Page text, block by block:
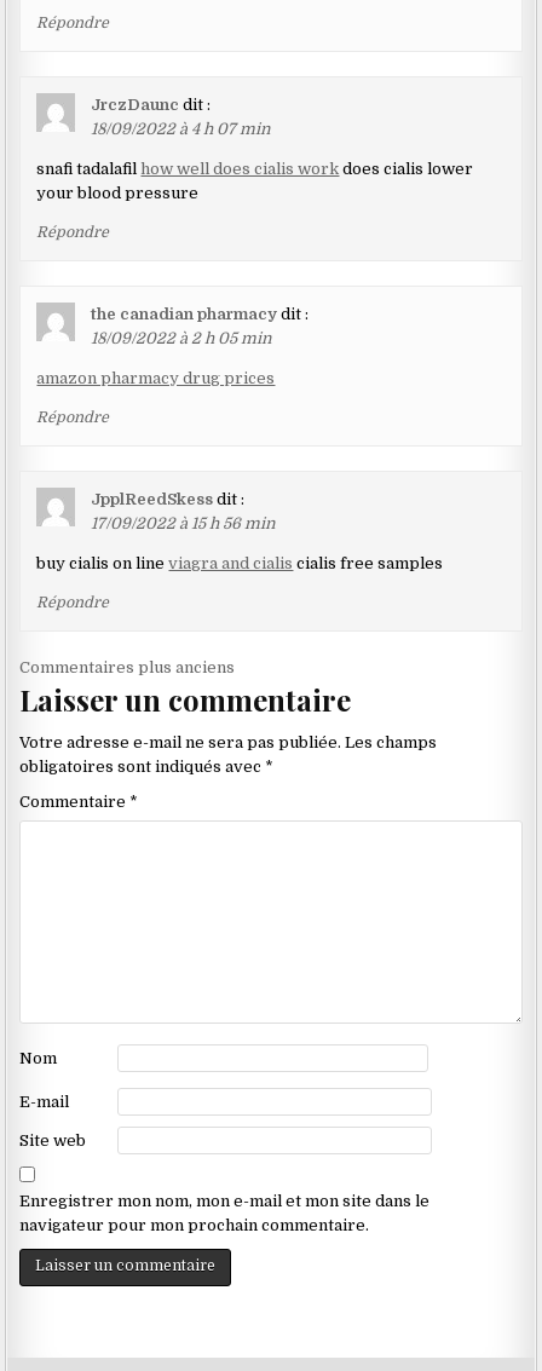
Répondre
JrczDaunc dit :
18/09/2022 à 4 h 07 min
snafi tadalafil how well does cialis work does cialis lower
your blood pressure
Répondre
the canadian pharmacy dit :
18/09/2022 à 2 h 05 min
amazon pharmacy drug prices
Répondre
JpplReedSkess dit :
17/09/2022 à 15 h 56 min
buy cialis on lineviagra and cialis cialis free samples
Répondre
Navigation
dans
les
commentaires
Commentaires plus anciens
Laisser un commentaire
Votre adresse e-mail ne sera pas publiée. Les champs
obligatoires sont indiqués avec *
Commentaire *
Nom
E-mail
Site web
Enregistrer mon nom, mon e-mail et mon site dans le
navigateur pour mon prochain commentaire.